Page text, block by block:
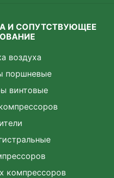
И СОПУТСТВУЮЩЕЕ
воздуха
поршневые
винтовые
компрессоров